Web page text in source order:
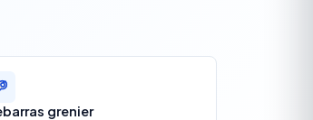
grenier